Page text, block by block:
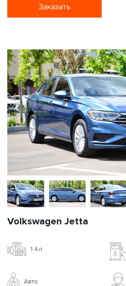
Заказать
Volkswagen Jetta
1.4л
Авто